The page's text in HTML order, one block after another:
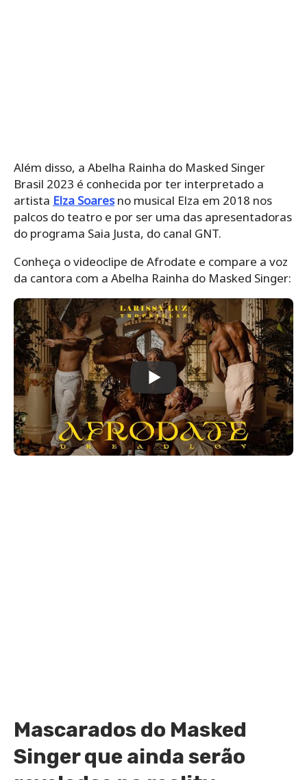
Além disso, a Abelha Rainha do Masked Singer
Brasil 2023 é conhecida por ter interpretado a
artista Elza Soaresno musical Elza em 2018 nos
palcos do teatro e por ser uma das apresentadoras
do programa Saia Justa, do canal GNT.
Conheça o videoclipe de Afrodate e compare a voz
da cantora com a Abelha Rainha do Masked Singer:
Mascarados do Masked
Singer que ainda serão